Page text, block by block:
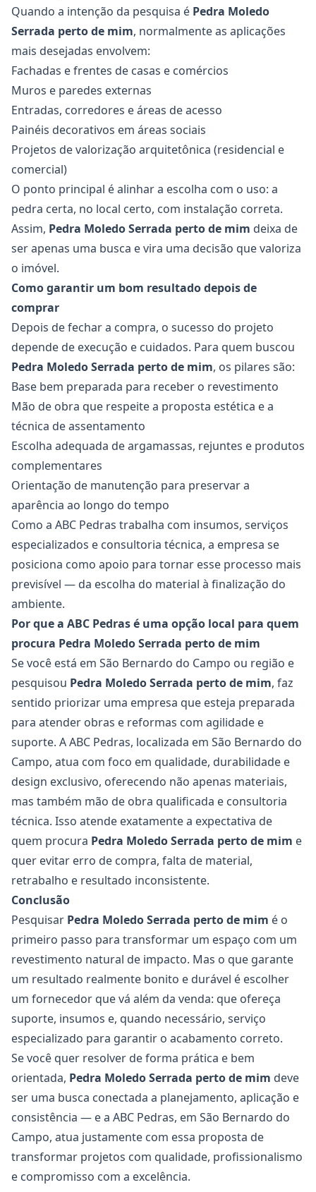
Quando a intenção da pesquisa é Pedra Moledo
Serrada perto de mim, normalmente as aplicações
mais desejadas envolvem:
Fachadas e frentes de casas e comércios
Muros e paredes externas
Entradas, corredores e áreas de acesso
Painéis decorativos em áreas sociais
Projetos de valorização arquitetônica (residencial e
comercial)
O ponto principal é alinhar a escolha com o uso: a
pedra certa, no local certo, com instalação correta.
Assim, Pedra Moledo Serrada perto de mim deixa de
ser apenas uma busca e vira uma decisão que valoriza
o imóvel.
Como garantir um bom resultado depois de
comprar
Depois de fechar a compra, o sucesso do projeto
depende de execução e cuidados. Para quem buscou
Pedra Moledo Serrada perto de mim, os pilares são:
Base bem preparada para receber o revestimento
Mão de obra que respeite a proposta estética e a
técnica de assentamento
Escolha adequada de argamassas, rejuntes e produtos
complementares
Orientação de manutenção para preservar a
aparência ao longo do tempo
Como a ABC Pedras trabalha com insumos, serviços
especializados e consultoria técnica, a empresa se
posiciona como apoio para tornar esse processo mais
previsível — da escolha do material à finalização do
ambiente.
Por que a ABC Pedras é uma opção local para quem
procura Pedra Moledo Serrada perto de mim
Se você está em São Bernardo do Campo ou região e
pesquisou Pedra Moledo Serrada perto de mim, faz
sentido priorizar uma empresa que esteja preparada
para atender obras e reformas com agilidade e
suporte. A ABC Pedras, localizada em São Bernardo do
Campo, atua com foco em qualidade, durabilidade e
design exclusivo, oferecendo não apenas materiais,
mas também mão de obra qualificada e consultoria
técnica. Isso atende exatamente a expectativa de
quem procura Pedra Moledo Serrada perto de mim e
quer evitar erro de compra, falta de material,
retrabalho e resultado inconsistente.
Conclusão
Pesquisar Pedra Moledo Serrada perto de mim é o
primeiro passo para transformar um espaço com um
revestimento natural de impacto. Mas o que garante
um resultado realmente bonito e durável é escolher
um fornecedor que vá além da venda: que ofereça
suporte, insumos e, quando necessário, serviço
especializado para garantir o acabamento correto.
Se você quer resolver de forma prática e bem
orientada, Pedra Moledo Serrada perto de mim deve
ser uma busca conectada a planejamento, aplicação e
consistência — e a ABC Pedras, em São Bernardo do
Campo, atua justamente com essa proposta de
transformar projetos com qualidade, profissionalismo
e compromisso com a excelência.